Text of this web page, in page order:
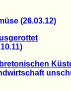
(26.03.12)